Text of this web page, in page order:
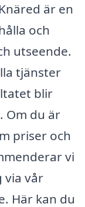
är en
och
utseende.
tjänster
blir
Om du är
priser och
vi
via vår
Här kan du